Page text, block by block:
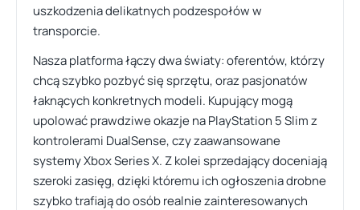
uszkodzenia delikatnych podzespołów w
transporcie.
Nasza platforma łączy dwa światy: oferentów, którzy
chcą szybko pozbyć się sprzętu, oraz pasjonatów
łaknących konkretnych modeli. Kupujący mogą
upolować prawdziwe okazje na PlayStation 5 Slim z
kontrolerami DualSense, czy zaawansowane
systemy Xbox Series X. Z kolei sprzedający doceniają
szeroki zasięg, dzięki któremu ich ogłoszenia drobne
szybko trafiają do osób realnie zainteresowanych